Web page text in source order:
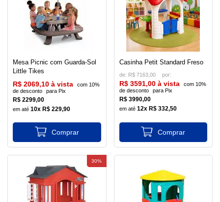
Mesa Picnic com Guarda-Sol
Little Tikes
R$ 2299,00
10x R$ 229,90
R$ 2069,10 à vista
com 10%
de desconto
para Pix
Casinha Petit Standard Freso
de: R$ 7163,00
R$ 3990,00
12x R$ 332,50
R$ 3591,00 à vista
com 10%
de desconto
para Pix
30%